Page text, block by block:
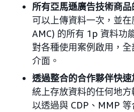
所有亞馬遜廣告技術商
可以上傳資料一次，並在
AMC) 的所有 1p 資料功
對各種使用案例啟用，
介面。
透過整合的合作夥伴快速
統上存放資料的任何地
以透過與 CDP、MMP